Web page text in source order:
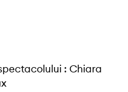
: Chiara